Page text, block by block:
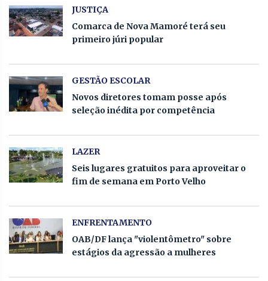
JUSTIÇA
Comarca de Nova Mamoré terá seu
primeiro júri popular
GESTÃO ESCOLAR
Novos diretores tomam posse após
seleção inédita por competência
LAZER
Seis lugares gratuitos para aproveitar o
fim de semana em Porto Velho
ENFRENTAMENTO
OAB/DF lança "violentômetro" sobre
estágios da agressão a mulheres